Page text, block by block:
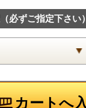
（必ずご指定下さい）